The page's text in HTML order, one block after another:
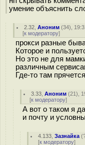
умение объяснить
2.32 ,Аноним (34),
[к модератору]
прокси разные
Которое и
Но это не для
различным
Где-то там
3.33 ,Аноним (21),
[к модератору]
А вот о таком я
и почту и
4.133 ,Зазнайка (
[к модератору]